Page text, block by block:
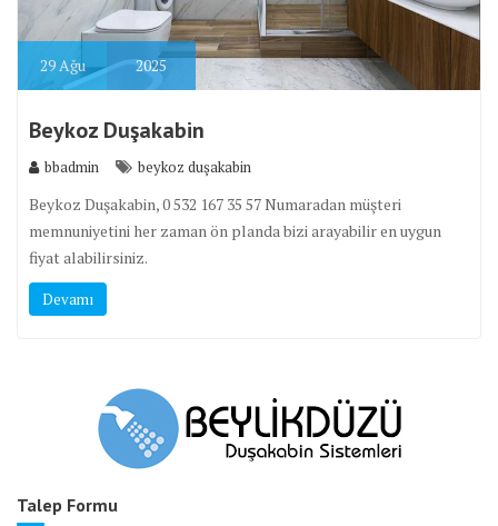
29Ağu 2025
Beykoz Duşakabin
bbadmin beykoz duşakabin
Beykoz Duşakabin, 0 532 167 35 57 Numaradan müşteri
memnuniyetini her zaman ön planda bizi arayabilir en uygun
fiyat alabilirsiniz.
Devamı
Talep Formu